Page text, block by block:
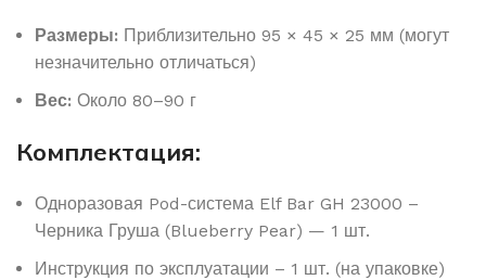
Размеры: Приблизительно 95 × 45 × 25 мм (могут
незначительно отличаться)
Вес: Около 80–90 г
Комплектация:
Одноразовая Pod-система Elf Bar GH 23000 –
Черника Груша (Blueberry Pear) — 1 шт.
Инструкция по эксплуатации – 1 шт. (на упаковке)